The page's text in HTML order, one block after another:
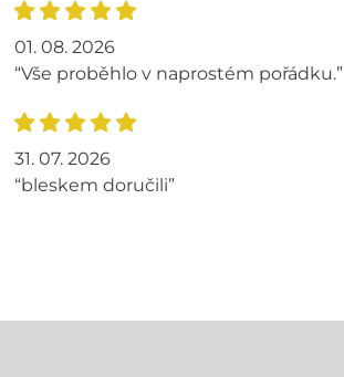
01. 08. 2026
“Vše proběhlo v naprostém pořádku.”
31. 07. 2026
“bleskem doručili”